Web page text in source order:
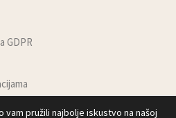
GDPR
pružili najbolje iskustvo na našoj